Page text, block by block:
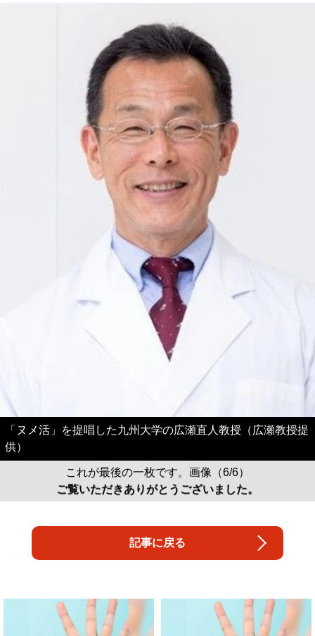
「ヌメ活」を提唱した九州大学の広瀬直人教授（広瀬教授提
供）
これが最後の一枚です。画像（6/6）
ご覧いただきありがとうございました。
記事に戻る